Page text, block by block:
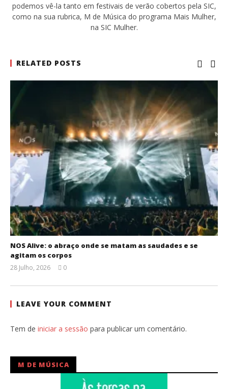
podemos vê-la tanto em festivais de verão cobertos pela SIC,
como na sua rubrica, M de Música do programa Mais Mulher,
na SIC Mulher.
RELATED POSTS
NOS Alive: o abraço onde se matam as saudades e se
agitam os corpos
28 Julho, 2026
Ventura
0
LEAVE YOUR COMMENT
Tem de iniciar a sessão para publicar um comentário.
M DE MÚSICA